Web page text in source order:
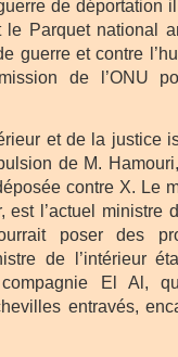
de déportation
Parquet national
guerre et contre
de l’ONU
et de la justice
de M.
contre X. Le
est l’actuel ministre
poser des
de l’intérieur
El Al,
entravés,